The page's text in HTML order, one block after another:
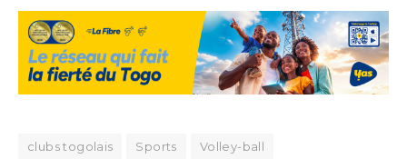
clubs togolais Sports Volley-ball